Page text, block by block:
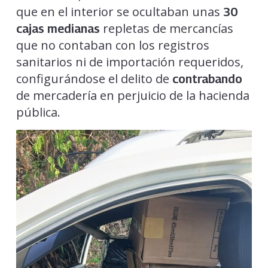
que en el interior se ocultaban unas 30
cajas medianas repletas de mercancías
que no contaban con los registros
sanitarios ni de importación requeridos,
configurándose el delito de contrabando
de mercadería en perjuicio de la hacienda
pública.